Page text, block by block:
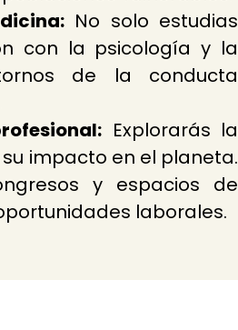
No solo estudias
con la psicología y la
de la conducta
Explorarás la
impacto en el planeta.
y espacios de
laborales.